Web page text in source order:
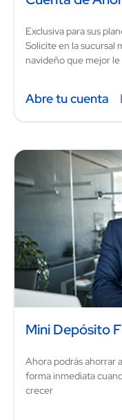
Exclusiva para sus
Solicite en la sucursal
navideño que mejor
Abre tu cuenta
Mini Depósito
Ahora podrás ahorrar
forma inmediata
crecer